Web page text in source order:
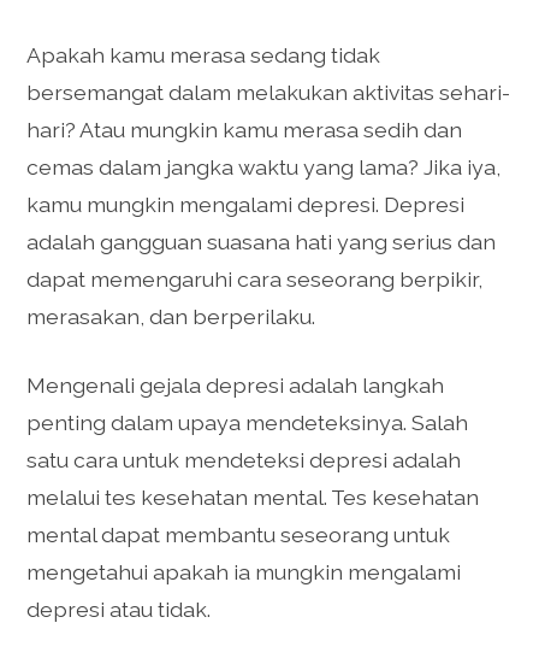
Apakah kamu merasa sedang tidak
bersemangat dalam melakukan aktivitas sehari-
hari? Atau mungkin kamu merasa sedih dan
cemas dalam jangka waktu yang lama? Jika iya,
kamu mungkin mengalami depresi. Depresi
adalah gangguan suasana hati yang serius dan
dapat memengaruhi cara seseorang berpikir,
merasakan, dan berperilaku.
Mengenali gejala depresi adalah langkah
penting dalam upaya mendeteksinya. Salah
satu cara untuk mendeteksi depresi adalah
melalui tes kesehatan mental. Tes kesehatan
mental dapat membantu seseorang untuk
mengetahui apakah ia mungkin mengalami
depresi atau tidak.